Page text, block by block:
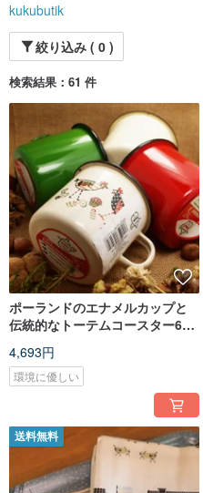
kukubutik
絞り込み ( 0 )
検索結果：61 件
ポーランドのエナメルカップと
伝統的なトーテムコースター6の
プに
4,693円
環境に優しい
送料無料